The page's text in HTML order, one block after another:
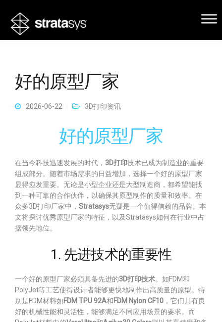
好的原型厂家
2026-06-22 3D打印资讯
好的原型厂家
在当今科技迅速发展的时代， 3D打印技术已成为制造业的重要
组成部分。随着市场需求的日益增加，选择一个好的原型厂家
显得愈发重要。无论是小型企业还是大型制造商，都希望能找
到一种可靠的合作伙伴，以确保其原型制作的质量和效率。在
众多3D打印厂家中， Stratasys无疑是一个值得信赖的品牌。本
文将探讨优秀原型厂家的特征，以及Stratasys如何在行业中占
据领先地位。
1. 先进技术的重要性
一个好的原型厂家必须具备先进的3D打印技术。如FDM和
PolyJet等工艺使得设计者能够更快地制作出高质量的原型。特
别是FDM材料如FDM TPU 92A和FDM Nylon CF10 ，它们具有良
好的机械性能和灵活性，能够满足不同应用场景的要求。而